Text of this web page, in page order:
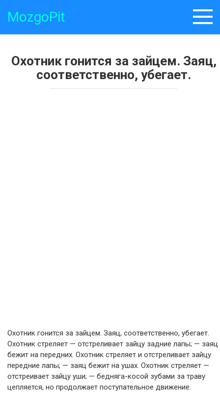
MozgoPit
Охотник гонится за зайцем. Заяц,
соответственно, убегает.
Охотник гонится за зайцем. Заяц, соответственно, убегает.
Охотник стреляет — отстреливает зайцу задние лапы; — заяц
бежит на передних. Охотник стреляет и отстреливает зайцу
передние лапы; — заяц бежит на ушах. Охотник стреляет —
отстреивает зайцу уши; — бедняга-косой зубами за траву
цепляется, но продолжает поступательное движение.